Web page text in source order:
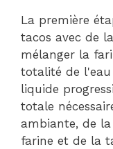
La première
tacos avec de
mélanger la
totalité de l'eau
liquide
totale
ambiante, de
farine et de la